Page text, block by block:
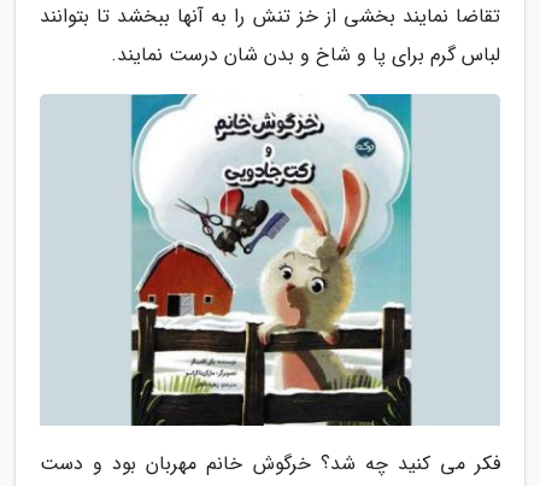
تقاضا نمایند بخشی از خز تنش را به آنها ببخشد تا بتوانند
لباس گرم برای پا و شاخ و بدن شان درست نمایند.
فکر می کنید چه شد؟ خرگوش خانم مهربان بود و دست